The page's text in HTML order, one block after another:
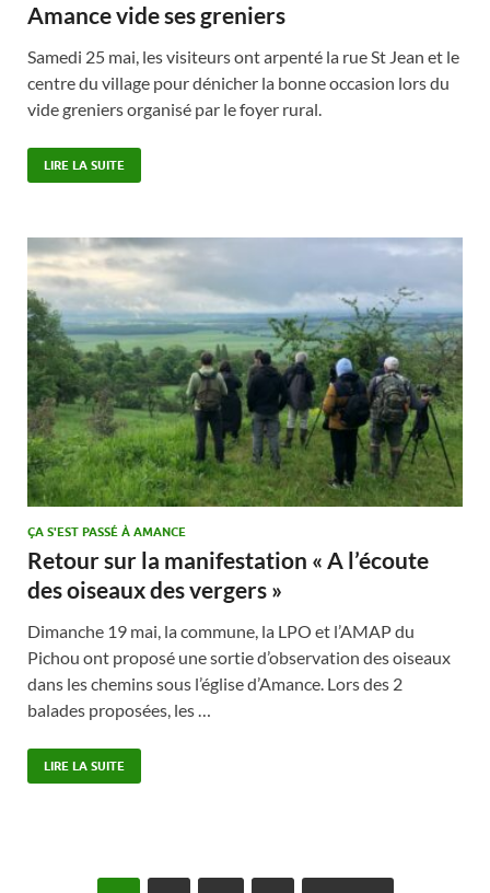
Amance vide ses greniers
Samedi 25 mai, les visiteurs ont arpenté la rue St Jean et le
centre du village pour dénicher la bonne occasion lors du
vide greniers organisé par le foyer rural.
LIRE LA SUITE
ÇA S'EST PASSÉ À AMANCE
Retour sur la manifestation « A l’écoute
des oiseaux des vergers »
Dimanche 19 mai, la commune, la LPO et l’AMAP du
Pichou ont proposé une sortie d’observation des oiseaux
dans les chemins sous l’église d’Amance. Lors des 2
balades proposées, les …
LIRE LA SUITE